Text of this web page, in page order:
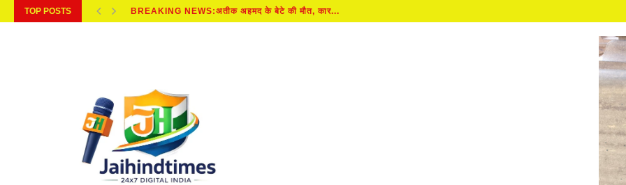
TOP POSTS BREAKING NEWS:अतीक अहमद के बेटे की मौत, कार...